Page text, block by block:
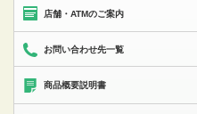
店舗・ATMのご案内
お問い合わせ先一覧
商品概要説明書